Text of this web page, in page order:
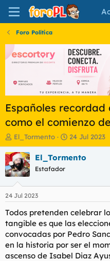
Foro Política
Españoles recordad
como el comienzo
I
n
i
c
i
a
d
o
r
e
l
t
e
El_Tormento
F
e
c
i
n
c
o
24 Jul 2023
El_Tormento
Estafador
24 Jul 2023
Todos pretenden celebrar
tangible es que las
convocadas por Pedro
en la historia por ser el
ascenso de Isabel Diaz